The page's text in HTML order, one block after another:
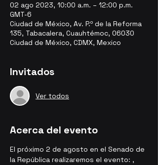
02 ago 2023, 10:00 a.m. – 12:00 p.m.
GMT-6
Ciudad de México, Av. P.º de la Reforma
135, Tabacalera, Cuauhtémoc, 06030
Ciudad de México, CDMX, Mexico
Invitados
Ver todos
Acerca del evento
El próximo 2 de agosto en el Senado de
la República realizaremos el evento: ,